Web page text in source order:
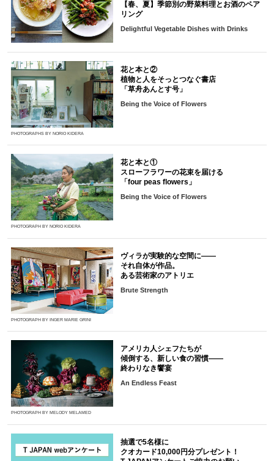
【春、夏】季節別の野菜料理とお酒のペア
リング
Delightful Vegetable Dishes with Drinks
PHOTOGRAPHS BY NORIO KIDERA
花と本と②
植物と人をそっとつなぐ書店
「草舟あんとす号」
Being the Voice of Flowers
PHOTOGRAPH BY NORIO KIDERA
花と本と①
スローフラワーの花束を届ける
「four peas flowers」
Being the Voice of Flowers
PHOTOGRAPH BY INGER MARIE GRINI
ヴィラが実験的な空間に――
それ自体が作品。
ある芸術家のアトリエ
Brute Strength
PHOTOGRAPH BY MELODY MELAMED
アメリカ人シェフたちが
傾倒する、新しい食の習慣――
終わりなき饗宴
An Endless Feast
抽選で5名様に
クオカード10,000円分プレゼント！